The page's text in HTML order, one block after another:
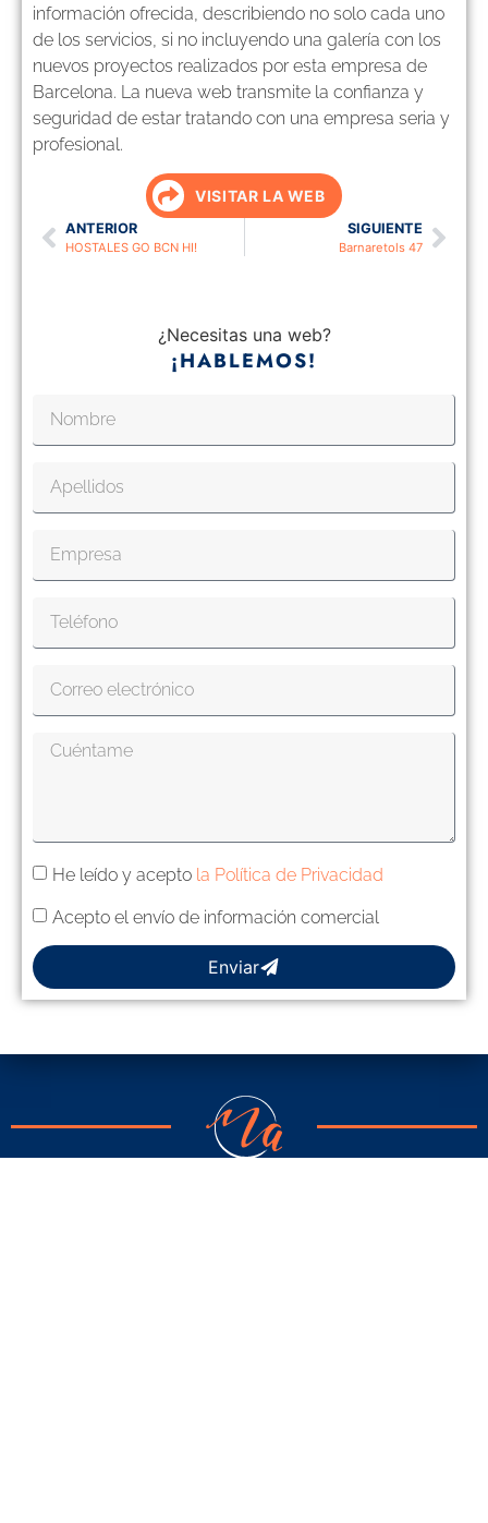
información ofrecida, describiendo no solo cada uno
de los servicios, si no incluyendo una galería con los
nuevos proyectos realizados por esta empresa de
Barcelona. La nueva web transmite la confianza y
seguridad de estar tratando con una empresa seria y
profesional.
VISITAR LA WEB
ANTERIOR
HOSTALES GO BCN HI!
SIGUIENTE
Barnaretols 47
¿Necesitas una web?
¡HABLEMOS!
He leído y acepto la Política de Privacidad
Acepto el envío de información comercial
Enviar